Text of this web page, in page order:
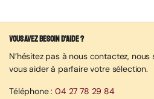
Vous avez besoin d’aide ?
N’hésitez pas à nous contactez,
vous aider à parfaire votre sélection.
Téléphone :04 27 78 29 84